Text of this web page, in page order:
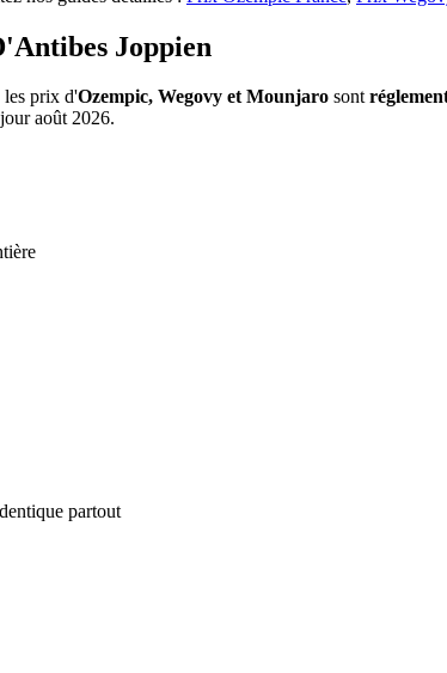
Joppien
les prix d'Ozempic, Wegovy et Mounjaro sont
août 2026.
partout